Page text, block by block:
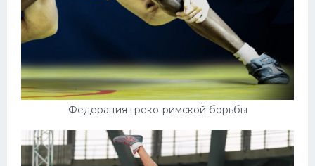
Федерация греко-римской борьбы